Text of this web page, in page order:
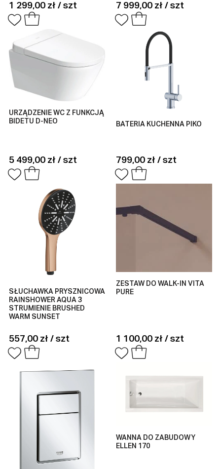
1 299,00 zł / szt 7 999,00 zł / szt
URZĄDZENIE WC Z FUNKCJĄ
BIDETU D-NEO
5 499,00 zł / szt
BATERIA KUCHENNA PIKO
799,00 zł / szt
SŁUCHAWKA PRYSZNICOWA
RAINSHOWER AQUA 3
STRUMIENIE BRUSHED
WARM SUNSET
557,00 zł / szt
ZESTAW DO WALK-IN VITA
PURE
1 100,00 zł / szt
WANNA DO ZABUDOWY
ELLEN 170